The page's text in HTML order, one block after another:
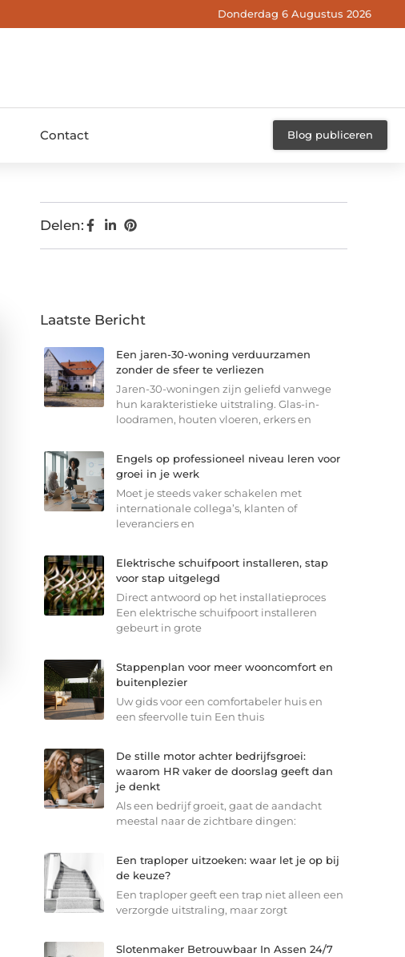
Donderdag 6 Augustus 2026
Contact Blog publiceren
Delen:
Laatste Bericht
Een jaren-30-woning verduurzamen
zonder de sfeer te verliezen
Jaren-30-woningen zijn geliefd vanwege
hun karakteristieke uitstraling. Glas-in-
loodramen, houten vloeren, erkers en
Engels op professioneel niveau leren voor
groei in je werk
Moet je steeds vaker schakelen met
internationale collega’s, klanten of
leveranciers en
Elektrische schuifpoort installeren, stap
voor stap uitgelegd
Direct antwoord op het installatieproces
Een elektrische schuifpoort installeren
gebeurt in grote
Stappenplan voor meer wooncomfort en
buitenplezier
Uw gids voor een comfortabeler huis en
een sfeervolle tuin Een thuis
De stille motor achter bedrijfsgroei:
waarom HR vaker de doorslag geeft dan
je denkt
Als een bedrijf groeit, gaat de aandacht
meestal naar de zichtbare dingen:
Een traploper uitzoeken: waar let je op bij
de keuze?
Een traploper geeft een trap niet alleen een
verzorgde uitstraling, maar zorgt
Slotenmaker Betrouwbaar In Assen 24/7